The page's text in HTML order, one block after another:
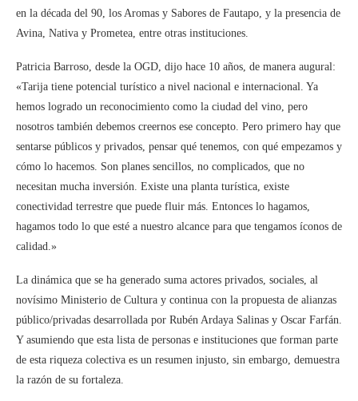
en la década del 90, los Aromas y Sabores de Fautapo, y la presencia de
Avina, Nativa y Prometea, entre otras instituciones.
Patricia Barroso, desde la OGD, dijo hace 10 años, de manera augural:
«Tarija tiene potencial turístico a nivel nacional e internacional. Ya
hemos logrado un reconocimiento como la ciudad del vino, pero
nosotros también debemos creernos ese concepto. Pero primero hay que
sentarse públicos y privados, pensar qué tenemos, con qué empezamos y
cómo lo hacemos. Son planes sencillos, no complicados, que no
necesitan mucha inversión. Existe una planta turística, existe
conectividad terrestre que puede fluir más. Entonces lo hagamos,
hagamos todo lo que esté a nuestro alcance para que tengamos íconos de
calidad.»
La dinámica que se ha generado suma actores privados, sociales, al
novísimo Ministerio de Cultura y continua con la propuesta de alianzas
público/privadas desarrollada por Rubén Ardaya Salinas y Oscar Farfán.
Y asumiendo que esta lista de personas e instituciones que forman parte
de esta riqueza colectiva es un resumen injusto, sin embargo, demuestra
la razón de su fortaleza.